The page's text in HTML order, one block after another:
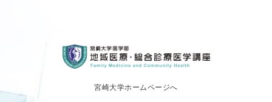
宮崎大学ホームページへ